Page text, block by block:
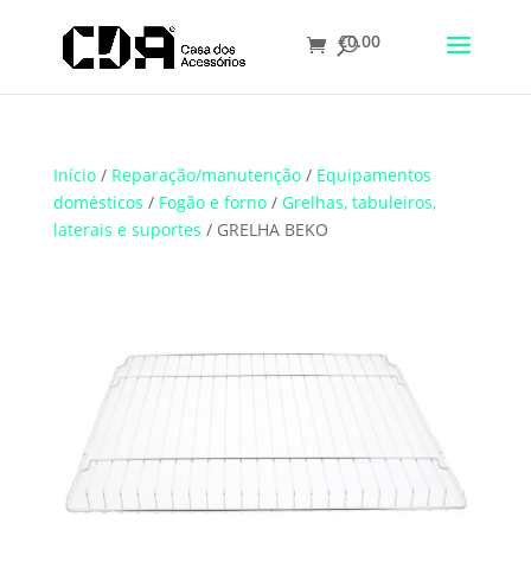
Translate
€0.00
Início/ Reparação/manutenção/ Equipamentos
domésticos / Fogão e forno/ Grelhas, tabuleiros,
laterais e suportes / GRELHA BEKO